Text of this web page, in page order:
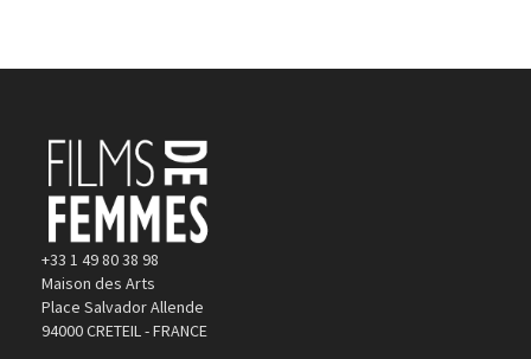
+33 1 49 80 38 98
Maison des Arts
Place Salvador Allende
94000 CRETEIL - FRANCE